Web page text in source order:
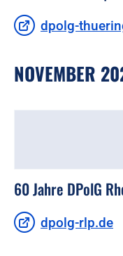
dpolg-
NOVEMBER
60 Jahre DPolG
dpolg-rlp.de